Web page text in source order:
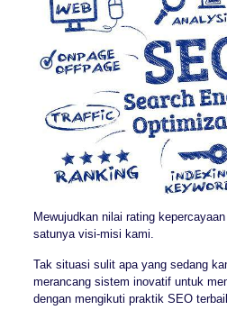
Mewujudkan nilai rating
satunya visi-misi kami.
Tak situasi sulit apa yang sedang
merancang sistem inovatif untuk
dengan mengikuti praktik SEO